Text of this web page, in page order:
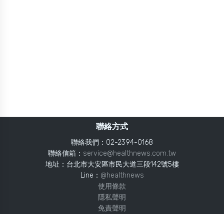
聯絡方式
聯絡我們：02-2394-0168
聯絡信箱： service@healthnews.com.tw
地址：台北市大安區市民大道三段142號5樓
Line： @healthnews
使用條款
隱私聲明
免責聲明